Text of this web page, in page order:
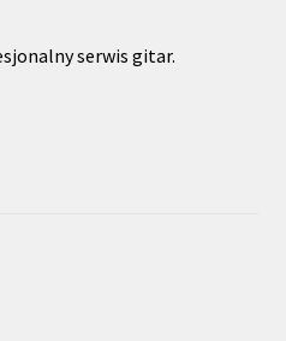
serwis gitar.